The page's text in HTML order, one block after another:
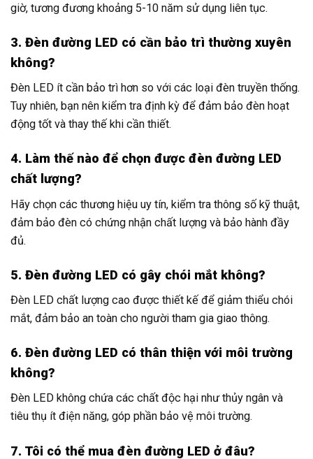
giờ, tương đương khoảng 5-10 năm sử dụng liên tục.
3. Đèn đường LED có cần bảo trì thường xuyên
không?
Đèn LED ít cần bảo trì hơn so với các loại đèn truyền thống.
Tuy nhiên, bạn nên kiểm tra định kỳ để đảm bảo đèn hoạt
động tốt và thay thế khi cần thiết.
4. Làm thế nào để chọn được đèn đường LED
chất lượng?
Hãy chọn các thương hiệu uy tín, kiểm tra thông số kỹ thuật,
đảm bảo đèn có chứng nhận chất lượng và bảo hành đầy
đủ.
5. Đèn đường LED có gây chói mắt không?
Đèn LED chất lượng cao được thiết kế để giảm thiểu chói
mắt, đảm bảo an toàn cho người tham gia giao thông.
6. Đèn đường LED có thân thiện với môi trường
không?
Đèn LED không chứa các chất độc hại như thủy ngân và
tiêu thụ ít điện năng, góp phần bảo vệ môi trường.
7. Tôi có thể mua đèn đường LED ở đâu?